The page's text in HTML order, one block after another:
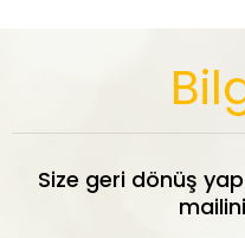
Size geri dönüş